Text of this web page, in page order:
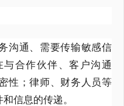
沟通、需要传输敏感信
合作伙伴、客户沟通
性；律师、财务人员等
信息的传递。